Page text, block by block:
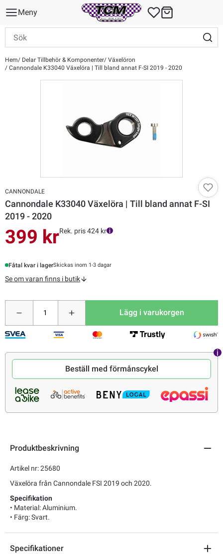
Meny
Hem Delar Tillbehör & Komponenter Växelöron
Cannondale K33040 Växelöra | Till bland annat F-SI 2019 - 2020
CANNONDALE
Cannondale K33040 Växelöra | Till bland annat F-SI
2019 - 2020
399 krRek. pris 424 kr
Fåtal kvar i lagerSkickas inom 1-3 dagar
Se om varan finns i butik
Lägg i varukorgen
Beställ med förmånscykel
Produktbeskrivning
Artikel nr: 25680
Växelöra från Cannondale FSI 2019 och 2020.
Specifikation
• Material: Aluminium.
• Färg: Svart.
Specifikationer